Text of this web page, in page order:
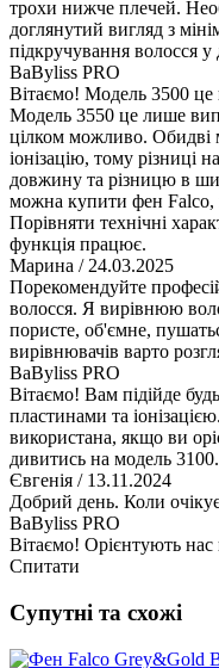
трохи нижче плечей.
доглянутий вигляд з
підкручування волосся
BaByliss PRO
Вітаємо! Модель 3500 це
Модель 3550 це лише
цілком можливо. Обидві
іонізацію, тому різниці
довжину та різницю в
можна купити фен Falco,
Порівняти технічні
функція працює.
Марина / 24.03.2025
Порекомендуйте
волосся. Я вирівнюю
пористе, об'ємне,
вирівнювачів варто
BaByliss PRO
Вітаємо! Вам підійде
пластинами та
використана, якщо ви
дивитись на модель 3100.
Євгенія / 13.11.2024
Добрий день. Коли
BaByliss PRO
Вітаємо! Орієнтують нас
Спитати
Супутні та схожі